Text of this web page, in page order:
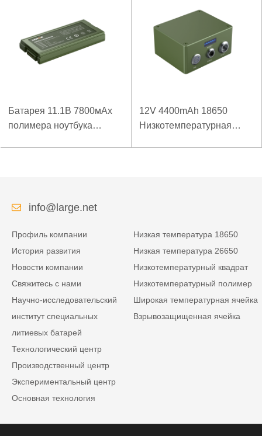
Батарея 11.1В 7800мАх
полимера ноутбука
12V 4400mAh 18650
Низкотемпературная
info@large.net
Профиль компании
История развития
Новости компании
Свяжитесь с нами
Научно-исследовательский
институт специальных
литиевых батарей
Технологический центр
Производственный центр
Экспериментальный центр
Основная технология
Низкая температура 18650
Низкая температура 26650
Низкотемпературный квадрат
Низкотемпературный полимер
Широкая температурная ячейка
Взрывозащищенная ячейка